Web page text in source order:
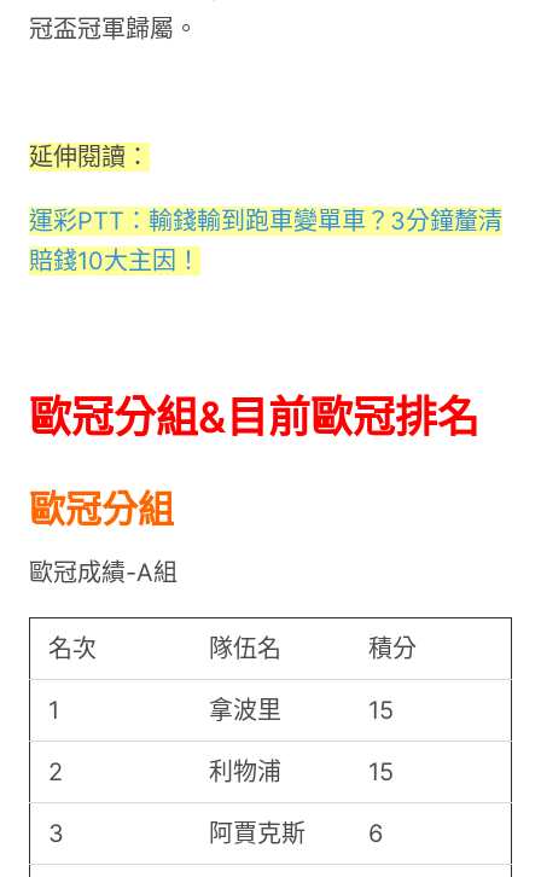
冠盃冠軍歸屬。
延伸閱讀：
運彩PTT：輸錢輸到跑車變單車？3分鐘釐清
賠錢10大主因！
歐冠分組&目前歐冠排名
歐冠分組
歐冠成績-A組
名次 隊伍名 積分
1 拿波里 15
2 利物浦 15
3 阿賈克斯 6